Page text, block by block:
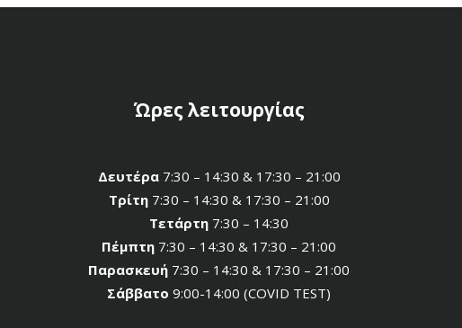
Ώρες λειτουργίας
Δευτέρα7:30 – 14:30 & 17:30 – 21:00
Τρίτη7:30 – 14:30 & 17:30 – 21:00
Τετάρτη 7:30 – 14:30
Πέμπτη 7:30 – 14:30 & 17:30 – 21:00
Παρασκευή 7:30 – 14:30 & 17:30 – 21:00
Σάββατο 9:00-14:00 (COVID TEST)